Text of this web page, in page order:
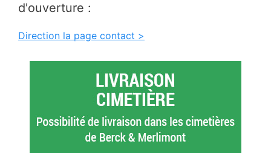
d'ouverture :
Direction la page contact >